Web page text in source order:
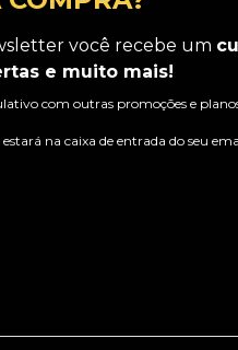
você recebe um
e muito mais!
com outras promoções e
na caixa de entrada do seu